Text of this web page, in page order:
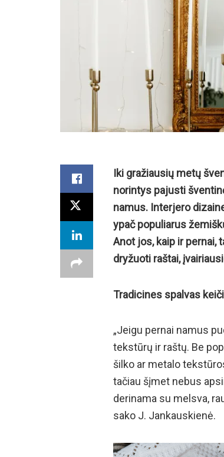
Iki gražiausių metų
norintys pajusti
namus. Interjero
ypač populiarus
Anot jos, kaip ir pernai,
dryžuoti raštai,
Tradicines spalvas
„Jeigu pernai namus
tekstūrų ir raštų. Be
šilko ar metalo
tačiau šįmet nebus
derinama su melsva,
sako J. Jankauskienė.